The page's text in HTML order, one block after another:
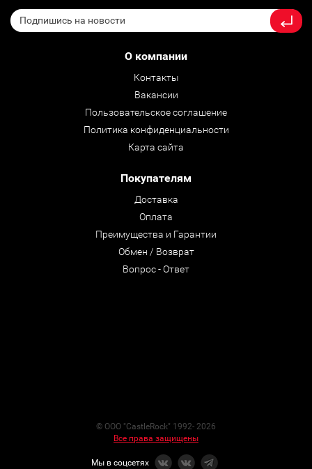
О компании
Контакты
Вакансии
Пользовательское соглашение
Политика конфиденциальности
Карта сайта
Покупателям
Доставка
Оплата
Преимущества и Гарантии
Обмен / Возврат
Вопрос - Ответ
© ООО "CastleRock" 1992- 2026
Все права защищены
Мы в соцсетях